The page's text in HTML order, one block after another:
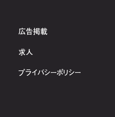
広告掲載
求人
プライバシーポリシー